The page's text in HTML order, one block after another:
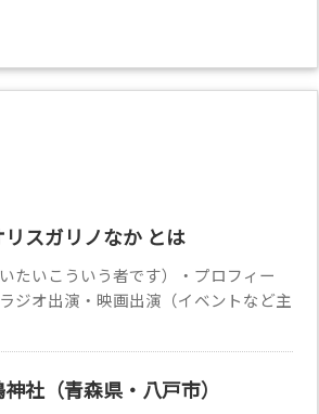
リスガリノなか とは
いたいこういう者です）・プロフィー
ジオ出演・映画出演（イベントなど主
社（青森県・八戸市）